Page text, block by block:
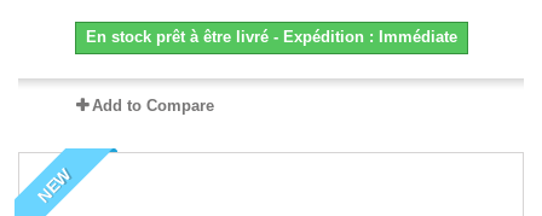
En stock prêt à être livré - Expédition : Immédiate
Add to Compare
NEW